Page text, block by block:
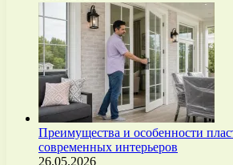
Преимущества и особенности
современных интерьеров
26.05.2026